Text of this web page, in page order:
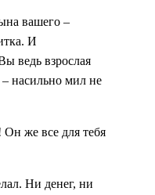
вашего –
И
ведь взрослая
насильно мил не
Он же все для тебя
Ни денег, ни